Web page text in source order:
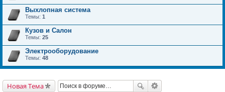
Выхлопная система
Темы: 1
Кузов и Салон
Темы: 25
Электрооборудование
Темы: 48
Новая Тема